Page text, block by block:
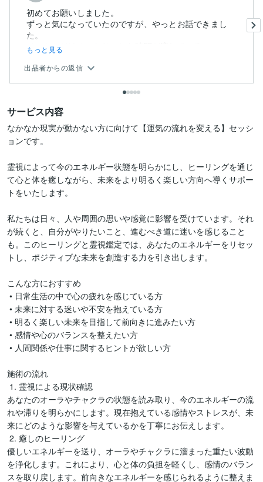
初めてお願いしました。
ずっと気になっていたのですが、やっとお話できまし
た。
メッセージはゆったりとした時間が流れている...
もっと見る
出品者からの返信
サービス内容
なかなか現実が動かない方に向けて【運気の流れを変える】セッシ
ョンです。
霊視によって今のエネルギー状態を明らかにし、ヒーリングを通じ
て心と体を癒しながら、未来をより明るく楽しい方向へ導くサポー
トをいたします。
私たちは日々、人や周囲の思いや感覚に影響を受けています。それ
が続くと、自分がやりたいこと、進むべき道に迷いを感じること
も。このヒーリングと霊視鑑定では、あなたのエネルギーをリセッ
トし、ポジティブな未来を創造する力を引き出します。
こんな方におすすめ
施術の流れ
あなたのオーラやチャクラの状態を読み取り、今のエネルギーの流
れや滞りを明らかにします。現在抱えている感情やストレスが、未
来にどのような影響を与えているかを丁寧にお伝えします。
優しいエネルギーを送り、オーラやチャクラに溜まった重たい波動
を浄化します。これにより、心と体の負担を軽くし、感情のバラン
スを取り戻します。前向きなエネルギーを感じられるように整えま